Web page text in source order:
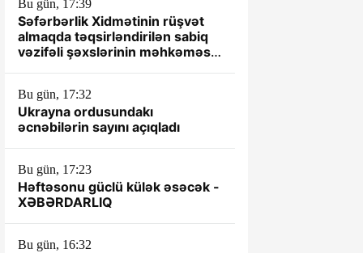
Bu gün, 17:39
Səfərbərlik Xidmətinin rüşvət
almaqda təqsirləndirilən sabiq
vəzifəli şəxslərinin məhkəməsi
Bu gün, 17:32
Ukrayna ordusundakı
əcnəbilərin sayını açıqladı
Bu gün, 17:23
Həftəsonu güclü külək əsəcək -
XƏBƏRDARLIQ
Bu gün, 16:32